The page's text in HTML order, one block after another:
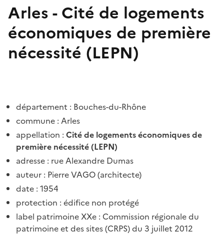
Arles - Cité de logements
économiques de première
nécessité (LEPN)
département : Bouches-du-Rhône
commune : Arles
appellation : Cité de logements économiques de
première nécessité (LEPN)
adresse : rue Alexandre Dumas
auteur : Pierre VAGO (architecte)
date : 1954
protection : édifice non protégé
label patrimoine XXe : Commission régionale du
patrimoine et des sites (CRPS) du 3 juillet 2012